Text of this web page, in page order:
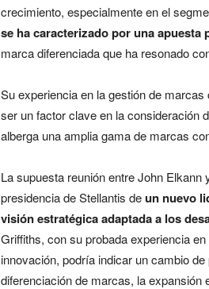
crecimiento, especialmente en el
se ha caracterizado por una
marca diferenciada que ha resonado
Su experiencia en la gestión de
ser un factor clave en la consideración
alberga una amplia gama de marcas
La supuesta reunión entre John
presidencia de Stellantis deun nuevo
visión estratégica adaptada a los
Griffiths, con su probada experiencia
innovación, podría indicar un cambio
diferenciación de marcas, la